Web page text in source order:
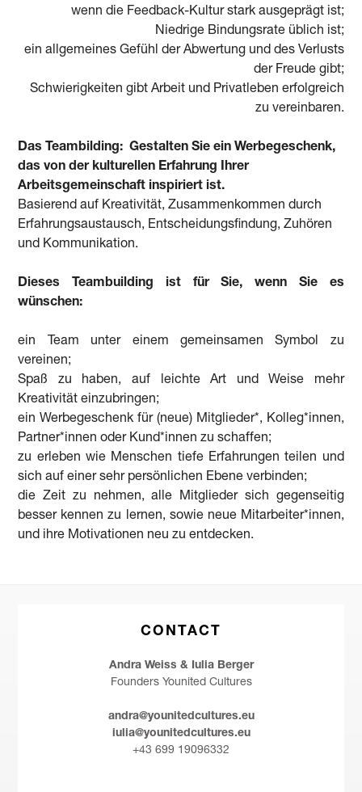
wenn die Feedback-Kultur stark ausgeprägt ist;
Niedrige Bindungsrate üblich ist;
ein allgemeines Gefühl der Abwertung und des Verlusts
der Freude gibt;
Schwierigkeiten gibt Arbeit und Privatleben erfolgreich
zu vereinbaren.
Das Teambilding: Gestalten Sie ein Werbegeschenk,
das von der kulturellen Erfahrung Ihrer
Arbeitsgemeinschaft inspiriert ist.
Basierend auf Kreativität, Zusammenkommen durch
Erfahrungsaustausch, Entscheidungsfindung, Zuhören
und Kommunikation.
Dieses Teambuilding ist für Sie, wenn Sie es
wünschen:
ein Team unter einem gemeinsamen Symbol zu
vereinen;
Spaß zu haben, auf leichte Art und Weise mehr
Kreativität einzubringen;
ein Werbegeschenk für (neue) Mitglieder*, Kolleg*innen,
Partner*innen oder Kund*innen zu schaffen;
zu erleben wie Menschen tiefe Erfahrungen teilen und
sich auf einer sehr persönlichen Ebene verbinden;
die Zeit zu nehmen, alle Mitglieder sich gegenseitig
besser kennen zu lernen, sowie neue Mitarbeiter*innen,
und ihre Motivationen neu zu entdecken.
CONTACT
Andra Weiss & Iulia Berger
Founders Younited Cultures
andra@younitedcultures.eu
iulia@younitedcultures.eu
+43 699 19096332